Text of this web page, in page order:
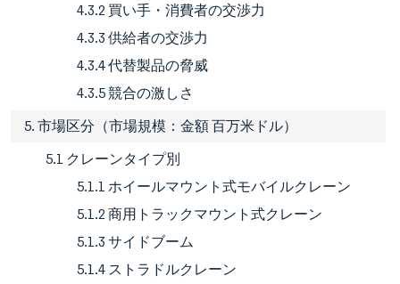
4.3.2 買い手・消費者の交渉力
4.3.3 供給者の交渉力
4.3.4 代替製品の脅威
4.3.5 競合の激しさ
5. 市場区分（市場規模：金額 百万米ドル）
5.1 クレーンタイプ別
5.1.1 ホイールマウント式モバイルクレーン
5.1.2 商用トラックマウント式クレーン
5.1.3 サイドブーム
5.1.4 ストラドルクレーン